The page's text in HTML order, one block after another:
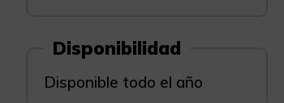
Disponibilidad
Disponible todo el año